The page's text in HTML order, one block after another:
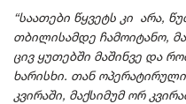
“საათები წყვეტს კი არა,
თბილისამდე ჩამოიტანო,
ცივ ყუთებში მაშინვე და
ხარისხი. თან
კვირაში, მაქსიმუმ ორ